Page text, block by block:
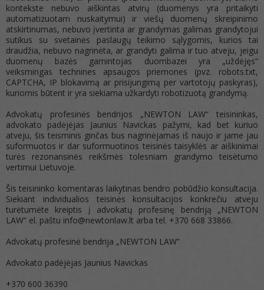
kontekste nebuvo aiškintas atvirų (duomenys yra pritaikyti
automatizuotam nuskaitymui) ir viešų duomenų skreipinimo
atskirtinumas, nebuvo įvertinta ar grandymas galimas grandytojui
sutikus su svetainės paslaugų teikimo sąlygomis, kurios tai
draudžia, nebuvo nagrinėta, ar grandyti galima ir tuo atveju, jeigu
duomenų bazės gamintojas duombazei yra „uždėjęs“
veiksmingas technines apsaugos priemones (pvz. robots.txt,
CAPTCHA, IP blokavimą ar prisijungimą per vartotojų paskyras),
kuriomis būtent ir yra siekiama užkardyti robotizuotą grandymą.
Advokatų profesinės bendrijos „NEWTON LAW“ teisininkas,
advokato padėjėjas Jaunius Navickas pažymi, kad bet kuriuo
atveju, šis teisminis ginčas bus nagrinėjamas iš naujo ir jame jau
suformuotos ir dar suformuotinos teisinės taisyklės ar aiškinimai
turės rezonansinės reikšmės tolesniam grandymo teisėtumo
vertimui Lietuvoje.
Šis teisininko komentaras laikytinas bendro pobūdžio konsultacija.
Siekiant individualios teisinės konsultacijos konkrečiu atveju
turėtumėte kreiptis į advokatų profesinę bendriją „NEWTON
LAW“ el. paštu info@newtonlaw.lt arba tel. +370 668 33866.
Advokatų profesinė bendrija „NEWTON LAW“
Advokato padėjėjas Jaunius Navickas
+370 600 36390